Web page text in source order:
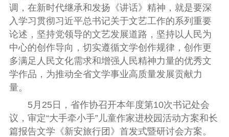
调，在新时代继承和发扬《讲话》精神，就是要深
入学习贯彻习近平总书记关于文艺工作的系列重要
论述，坚持党领导的文艺发展道路，坚持以人民为
中心的创作导向，切实遵循文学创作规律，创作更
多满足人民文化需求和增强人民精神力量的优秀文
学作品，为推动全省文学事业高质量发展贡献力
量。
5月 25日，省作协召开本年度第10次书记处会
议，审定“大手牵小手”儿童作家进校园活动方案和长
篇报告文学《新安旅行团》首发式暨研讨会方案。